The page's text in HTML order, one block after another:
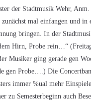
der Stadtmusik Wehr,
zunächst mal einfangen und in
bringen. In der
Hirn, Probe rein…“
Musiker ging gerade gen
gen Probe….) Die
immer %ual mehr
zu Semesterbeginn auch